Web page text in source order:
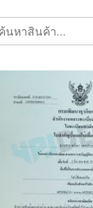
ค้นหา: